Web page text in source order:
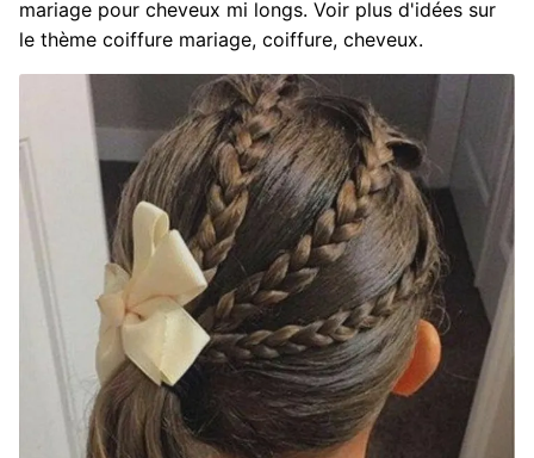
mariage pour cheveux mi longs. Voir plus d'idées sur
le thème coiffure mariage, coiffure, cheveux.